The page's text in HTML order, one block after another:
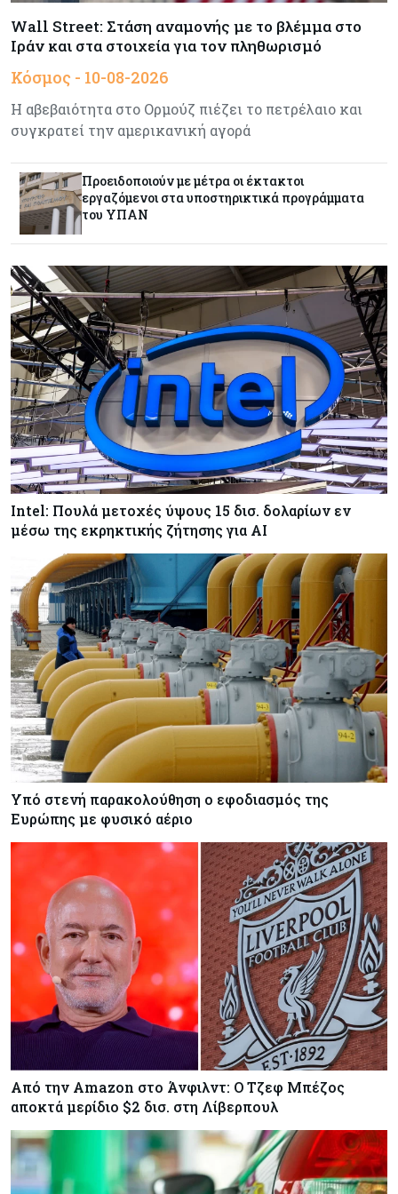
Ιούλιο
Κύπρος
ισοζυγίου
Νότια Κορέα: Ανεβάζει ταχύτητα στο 3,3% η
ανάπτυξη χάρη στο AI boom
Κόσμος 10-08-2026
CSG: Ισχυρή ζήτηση για όπλα και πυρομαχικά –
Επέκταση σε Ελλάδα, Γερμανία και ΗΠΑ
Κόσμος 10-08-2026
FT: Η Ευρώπη κινδυνεύει να ξεμείνει από
πυραύλους εκτόξευσης έως το 2030
Κόσμος 10-08-2026
Μία στις τρεις αυτοκινητοβιομηχανίες στην
Ευρώπη κινδυνεύει με λουκέτο
Tech 10-08-2026
TSMC: Άλμα 45% στις μηνιαίες πωλήσεις –
Παραμένει ισχυρή η ζήτηση για υποδομές AI
Banking 10-08-2026
Η Revolut λαμβάνει τραπεζική άδεια στη Γαλλία
Wall Street: Στάση αναμονής με το βλέμμα στο
Ιράν και στα στοιχεία για τον πληθωρισμό
Κόσμος - 10-08-2026
Η αβεβαιότητα στο Ορμούζ πιέζει το πετρέλαιο και
συγκρατεί την αμερικανική αγορά
Προειδοποιούν με μέτρα οι έκτακτοι
εργαζόμενοι στα υποστηρικτικά προγράμματα
του ΥΠΑΝ
Intel: Πουλά μετοχές ύψους 15 δισ. δολαρίων εν
μέσω της εκρηκτικής ζήτησης για AI
Υπό στενή παρακολούθηση ο εφοδιασμός της
Ευρώπης με φυσικό αέριο
Από την Amazon στο Άνφιλντ: Ο Τζεφ Μπέζος
αποκτά μερίδιο $2 δισ. στη Λίβερπουλ